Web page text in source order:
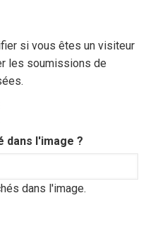
si vous êtes un visiteur
les soumissions de
dans l'image ?
dans l'image.